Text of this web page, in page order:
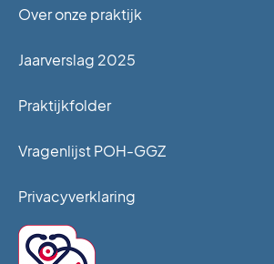
Over onze praktijk
Jaarverslag 2025
Praktijkfolder
Vragenlijst POH-GGZ
Privacyverklaring